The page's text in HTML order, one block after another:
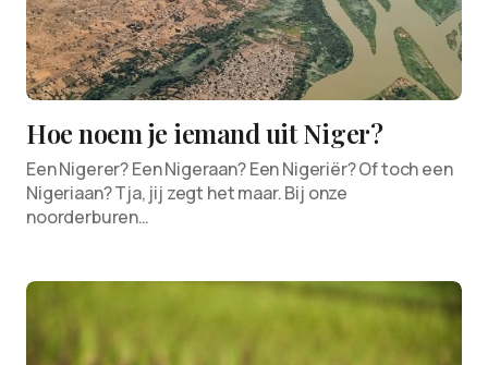
Hoe noem je iemand uit Niger?
Een Nigerer? Een Nigeraan? Een Nigeriër? Of toch een
Nigeriaan? Tja, jij zegt het maar. Bij onze
noorderburen…